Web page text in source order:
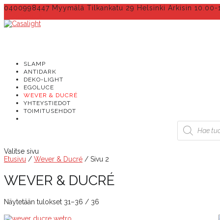
0400998447 Myymälä Tilkankatu 29 Helsinki Arkisin 10.00-
SLAMP
ANTIDARK
DEKO-LIGHT
EGOLUCE
WEVER & DUCRÉ
YHTEYSTIEDOT
TOIMITUSEHDOT
Products
search
Valitse sivu
Etusivu / Wever & Ducré / Sivu 2
WEVER & DUCRÉ
Näytetään tulokset 31–36 / 36